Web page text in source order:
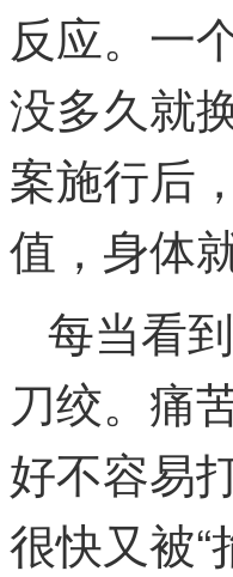
反应。一
没多久就
案施行后
值，身体
每当看
刀绞。痛
好不容易
很快又被